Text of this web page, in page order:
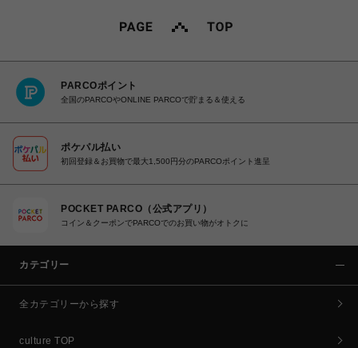
PARCOポイント
全国のPARCOやONLINE PARCOで貯まる＆使える
ポケパル払い
初回登録＆お買物で最大1,500円分のPARCOポイント進呈
POCKET PARCO（公式アプリ）
コイン＆クーポンでPARCOでのお買い物がオトクに
カテゴリー
全カテゴリーから探す
culture TOP